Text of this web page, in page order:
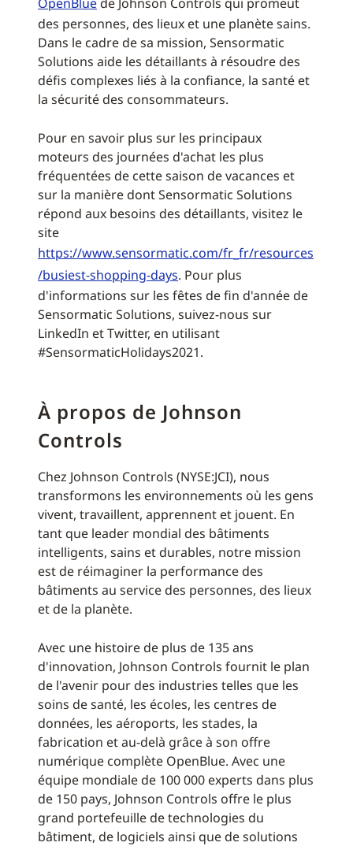
des personnes, des lieux et une planète sains.
Dans le cadre de sa mission, Sensormatic
Solutions aide les détaillants à résoudre des
défis complexes liés à la confiance, la santé et
la sécurité des consommateurs.
Pour en savoir plus sur les principaux
moteurs des journées d'achat les plus
fréquentées de cette saison de vacances et
sur la manière dont Sensormatic Solutions
répond aux besoins des détaillants, visitez le
site
https://www.sensormatic.com/fr_fr/resources
/busiest-shopping-days. Pour plus
d'informations sur les fêtes de fin d'année de
Sensormatic Solutions, suivez-nous sur
LinkedIn et Twitter, en utilisant
#SensormaticHolidays2021.
À propos de Johnson
Controls
Chez Johnson Controls (NYSE:JCI), nous
transformons les environnements où les gens
vivent, travaillent, apprennent et jouent. En
tant que leader mondial des bâtiments
intelligents, sains et durables, notre mission
est de réimaginer la performance des
bâtiments au service des personnes, des lieux
et de la planète.
Avec une histoire de plus de 135 ans
d'innovation, Johnson Controls fournit le plan
de l'avenir pour des industries telles que les
soins de santé, les écoles, les centres de
données, les aéroports, les stades, la
fabrication et au-delà grâce à son offre
numérique complète OpenBlue. Avec une
équipe mondiale de 100 000 experts dans plus
de 150 pays, Johnson Controls offre le plus
grand portefeuille de technologies du
bâtiment, de logiciels ainsi que de solutions